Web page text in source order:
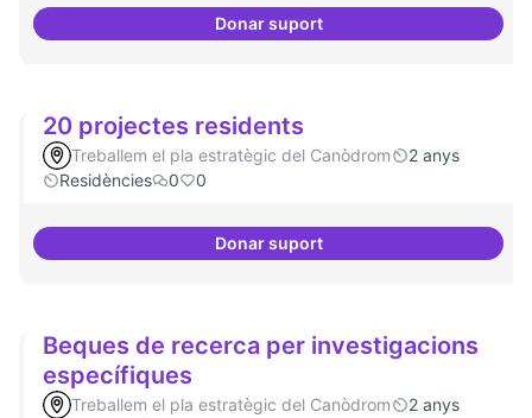
Donar suportSuport a projectes digitals i
20 projectes residents
Treballem el pla estratègic del Canòdrom
2 anys
Residències
0 0
Donar suport20 projectes residents
Beques de recerca per investigacions
específiques
Treballem el pla estratègic del Canòdrom
2 anys